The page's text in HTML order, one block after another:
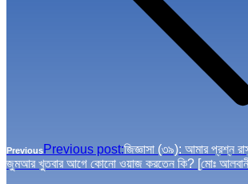
PreviousPrevious post:জিজ্ঞাসা (৩৯): আমার প্রশ্ন
জুমআর খুতবার আগে কোনো ওয়াজ করতেন কি? [মোঃ